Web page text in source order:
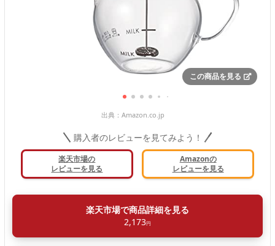
この商品を見る
出典： Amazon.co.jp
購入者のレビューを見てみよう！
楽天市場の
レビューを見る
Amazonの
レビューを見る
楽天市場で商品詳細を見る
2,173円